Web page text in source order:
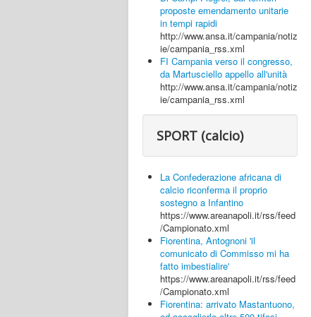
proposte emendamento unitarie
in tempi rapidi
http://www.ansa.it/campania/notiz
ie/campania_rss.xml
FI Campania verso il congresso,
da Martusciello appello all'unità
http://www.ansa.it/campania/notiz
ie/campania_rss.xml
SPORT (calcio)
La Confederazione africana di
calcio riconferma il proprio
sostegno a Infantino
https://www.areanapoli.it/rss/feed
/Campionato.xml
Fiorentina, Antognoni 'il
comunicato di Commisso mi ha
fatto imbestialire'
https://www.areanapoli.it/rss/feed
/Campionato.xml
Fiorentina: arrivato Mastantuono,